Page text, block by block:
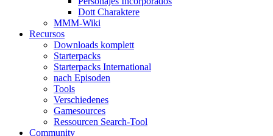
Dott Charaktere
MMM-Wiki
Recursos
Downloads komplett
Starterpacks
Starterpacks International
nach Episoden
Tools
Verschiedenes
Gamesources
Ressourcen Search-Tool
Community